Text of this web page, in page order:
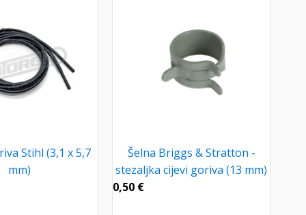
Stihl (3,1 x 5,7
mm)
Šelna Briggs & Stratton -
stezaljka cijevi goriva (13 mm)
0,50 €